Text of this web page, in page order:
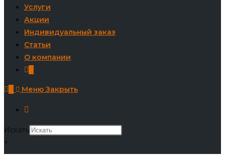
Услуги
Акции
Индивидуальный заказ
Статьи
О компании
Меню Закрыть
Искать
×